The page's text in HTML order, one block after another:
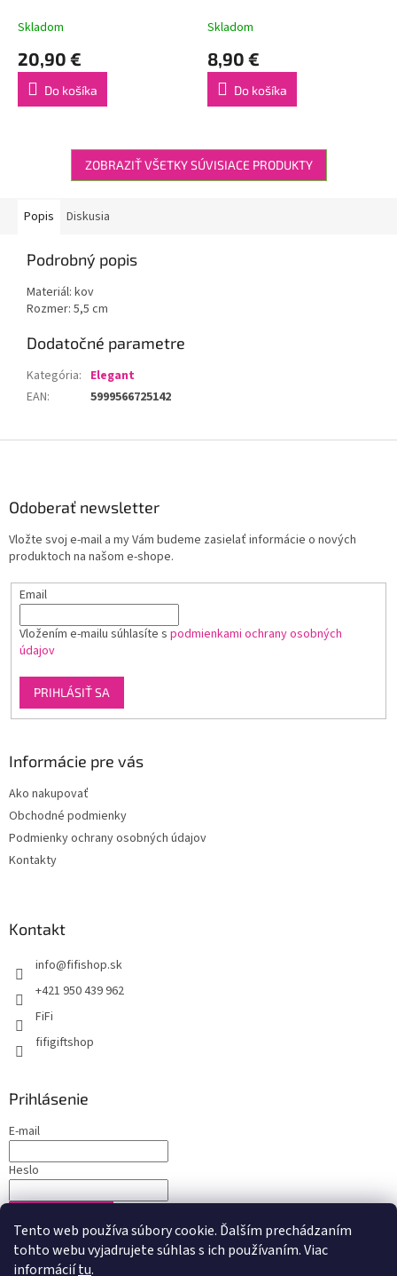
Tento web používa súbory cookie. Ďalším prechádzaním
tohto webu vyjadrujete súhlas s ich používaním. Viac
informáciítu.
Skladom
20,90 €
Do košíka
Skladom
8,90 €
Do košíka
ZOBRAZIŤ VŠETKY SÚVISIACE PRODUKTY
Popis Diskusia
Podrobný popis
Materiál: kov
Rozmer: 5,5 cm
Dodatočné parametre
Kategória: Elegant
EAN: 5999566725142
Odoberať newsletter
Vložte svoj e-mail a my Vám budeme zasielať informácie o nových
produktoch na našom e-shope.
Email
Vložením e-mailu súhlasíte s podmienkami ochrany osobných
údajov
PRIHLÁSIŤ SA
Informácie pre vás
Ako nakupovať
Obchodné podmienky
Podmienky ochrany osobných údajov
Kontakty
Kontakt
info@fifishop.sk
+421 950 439 962
FiFi
fifigiftshop
Prihlásenie
E-mail
Heslo
Nová registráciaZabudnuté heslo